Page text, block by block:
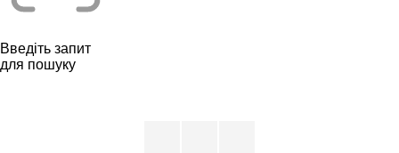
Введіть запит
для пошуку